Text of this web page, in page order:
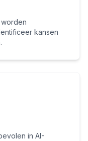
kansen
in AI-